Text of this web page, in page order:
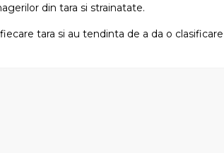
din tara si strainatate.
tara si au tendinta de a da o